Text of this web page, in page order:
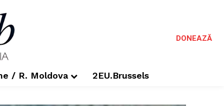
DONEAZĂ
/ R. Moldova 2EU.Brussels